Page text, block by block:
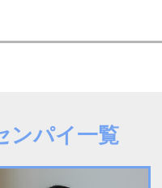
ンパイ一覧